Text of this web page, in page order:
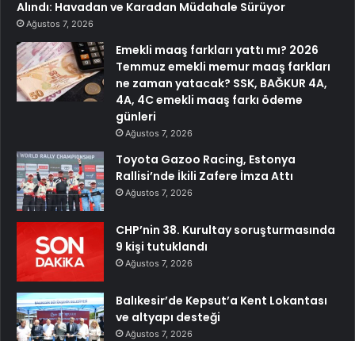
Alındı: Havadan ve Karadan Müdahale Sürüyor
Ağustos 7, 2026
Emekli maaş farkları yattı mı? 2026
Temmuz emekli memur maaş farkları
ne zaman yatacak? SSK, BAĞKUR 4A,
4A, 4C emekli maaş farkı ödeme
günleri
Ağustos 7, 2026
Toyota Gazoo Racing, Estonya
Rallisi’nde İkili Zafere İmza Attı
Ağustos 7, 2026
CHP’nin 38. Kurultay soruşturmasında
9 kişi tutuklandı
Ağustos 7, 2026
Balıkesir’de Kepsut’a Kent Lokantası
ve altyapı desteği
Ağustos 7, 2026